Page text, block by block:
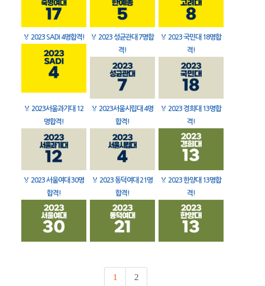
🏅 2023 SADI 4명합격! 🏅 2023 성균관대 7명합
격!
🏅 2023 국민대 18명합
격!
🏅 2023서울과기대 12
명합격!
🏅 2023서울시립대 4명
합격!
🏅 2023 경희대 13명합
격!
🏅 2023 서울여대 30명
합격!
🏅 2023 동덕여대 21명
합격!
🏅 2023 한양대 13명합
격!
1 2